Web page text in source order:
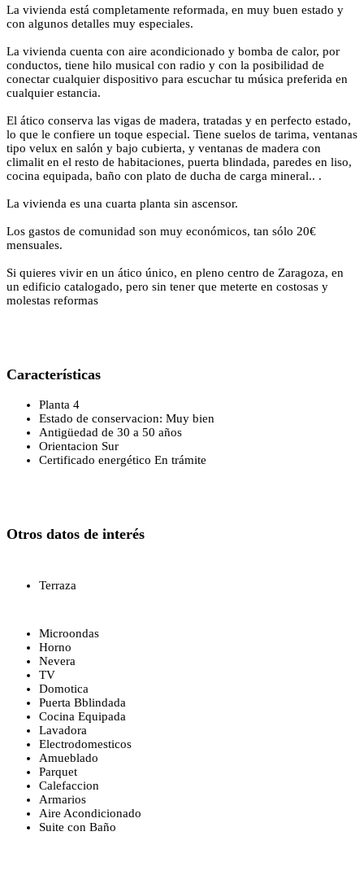
La vivienda está completamente reformada, en muy buen estado y
con algunos detalles muy especiales.
La vivienda cuenta con aire acondicionado y bomba de calor, por
conductos, tiene hilo musical con radio y con la posibilidad de
conectar cualquier dispositivo para escuchar tu música preferida en
cualquier estancia.
El ático conserva las vigas de madera, tratadas y en perfecto estado,
lo que le confiere un toque especial. Tiene suelos de tarima, ventanas
tipo velux en salón y bajo cubierta, y ventanas de madera con
climalit en el resto de habitaciones, puerta blindada, paredes en liso,
cocina equipada, baño con plato de ducha de carga mineral.. .
La vivienda es una cuarta planta sin ascensor.
Los gastos de comunidad son muy económicos, tan sólo 20€
mensuales.
Si quieres vivir en un ático único, en pleno centro de Zaragoza, en
un edificio catalogado, pero sin tener que meterte en costosas y
molestas reformas
Características
Planta 4
Estado de conservacion: Muy bien
Antigüedad de 30 a 50 años
Orientacion Sur
Certificado energético En trámite
Otros datos de interés
Terraza
Microondas
Horno
Nevera
TV
Domotica
Puerta Bblindada
Cocina Equipada
Lavadora
Electrodomesticos
Amueblado
Parquet
Calefaccion
Armarios
Aire Acondicionado
Suite con Baño